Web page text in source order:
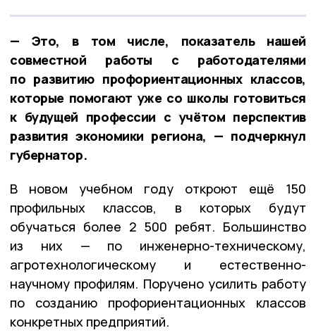
— Это, в том числе, показатель нашей
совместной работы с работодателями
по развитию профориентационных классов,
которые помогают уже со школы готовиться
к будущей профессии с учётом перспектив
развития экономики региона, — подчеркнул
губернатор.
В новом учебном году откроют ещё 150
профильных классов, в которых будут
обучаться более 2 500 ребят. Большинство
из них — по инженерно-техническому,
агротехнологическому и естественно-
научному профилям. Поручено усилить работу
по созданию профориентационных классов
конкретных предприятий.